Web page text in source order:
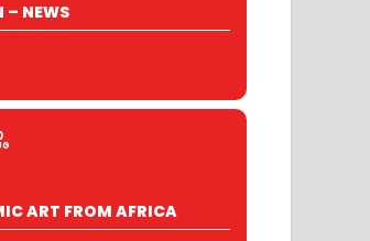
– NEWS
ART FROM AFRICA